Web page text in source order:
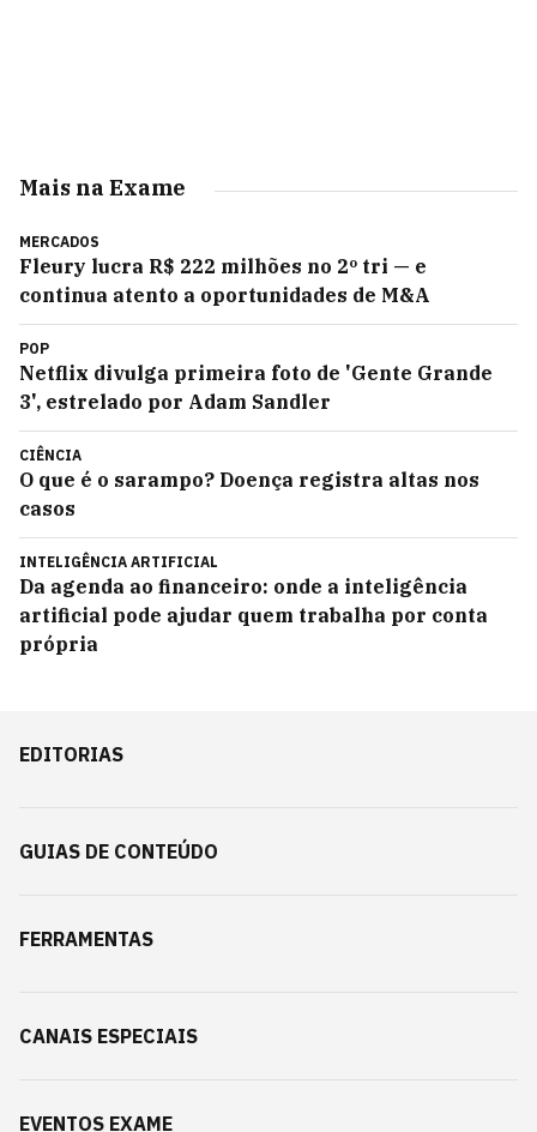
Mais na Exame
MERCADOS
Fleury lucra R$ 222 milhões no 2º tri — e
continua atento a oportunidades de M&A
POP
Netflix divulga primeira foto de 'Gente Grande
3', estrelado por Adam Sandler
CIÊNCIA
O que é o sarampo? Doença registra altas nos
casos
INTELIGÊNCIA ARTIFICIAL
Da agenda ao financeiro: onde a inteligência
artificial pode ajudar quem trabalha por conta
própria
EDITORIAS
GUIAS DE CONTEÚDO
FERRAMENTAS
CANAIS ESPECIAIS
EVENTOS EXAME